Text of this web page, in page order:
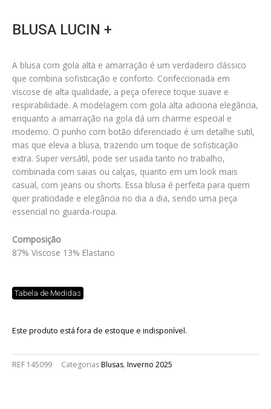
BLUSA LUCIN +
A blusa com gola alta e amarração é um verdadeiro clássico
que combina sofisticação e conforto. Confeccionada em
viscose de alta qualidade, a peça oferece toque suave e
respirabilidade. A modelagem com gola alta adiciona elegância,
enquanto a amarração na gola dá um charme especial e
moderno. O punho com botão diferenciado é um detalhe sutil,
mas que eleva a blusa, trazendo um toque de sofisticação
extra. Super versátil, pode ser usada tanto no trabalho,
combinada com saias ou calças, quanto em um look mais
casual, com jeans ou shorts. Essa blusa é perfeita para quem
quer praticidade e elegância no dia a dia, sendo uma peça
essencial no guarda-roupa.
Composição
87% Viscose 13% Elastano
Tabela de Medidas
Este produto está fora de estoque e indisponível.
REF 145099 CategoriasBlusas, Inverno 2025